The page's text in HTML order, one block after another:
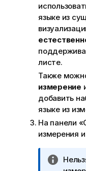
языке из
листе.
Также
измерение
добавить
языке из
На панели
измерения
П